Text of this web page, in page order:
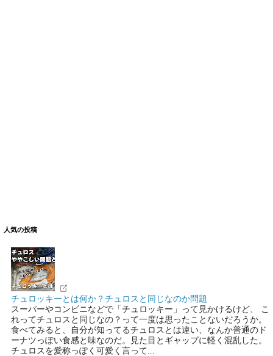
人気の投稿
チュロッキーとは何か？チュロスと同じなのか問題
スーパーやコンビニなどで「チュロッキー」って見かけるけど、 こ
れってチュロスと同じなの？って一度は思ったことないだろうか。
食べてみると、自分が知ってるチュロスとは違い、なんか普通のド
ーナツっぽい食感と味なのだ。見た目とギャップに軽く混乱した。
チュロスを愛称っぽく可愛く言って...